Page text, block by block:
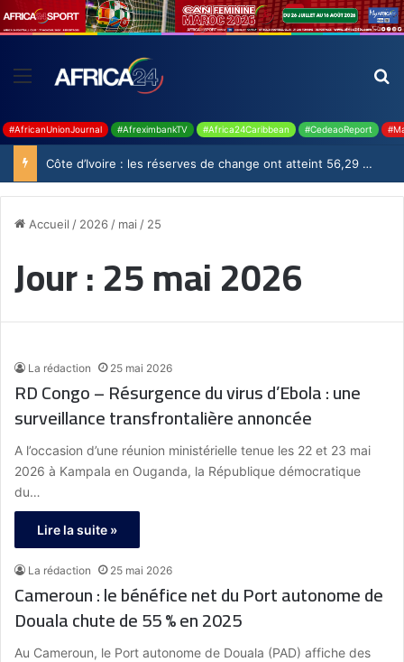
#AfricanUnionJournal #AfreximbankTV #Africa24Caribbean #CedeaoReport
Côte d’Ivoire : les réserves de change ont atteint 56,29 milliards USD en juillet
Accueil / 2026 / mai / 25
Jour :25 mai 2026
La rédaction 25 mai 2026
RD Congo – Résurgence du virus d’Ebola : une
surveillance transfrontalière annoncée
A l’occasion d’une réunion ministérielle tenue les 22 et 23 mai
2026 à Kampala en Ouganda, la République démocratique
du…
Lire la suite »
La rédaction 25 mai 2026
Cameroun : le bénéfice net du Port autonome de
Douala chute de 55 % en 2025
Au Cameroun, le Port autonome de Douala (PAD) affiche des